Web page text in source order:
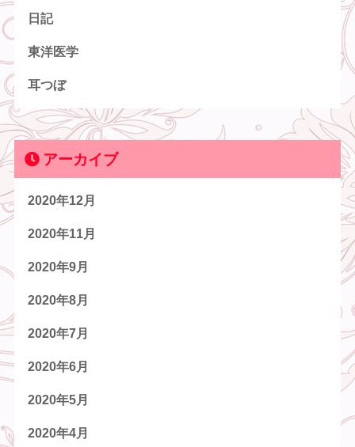
日記
東洋医学
耳つぼ
アーカイブ
2020年12月
2020年11月
2020年9月
2020年8月
2020年7月
2020年6月
2020年5月
2020年4月